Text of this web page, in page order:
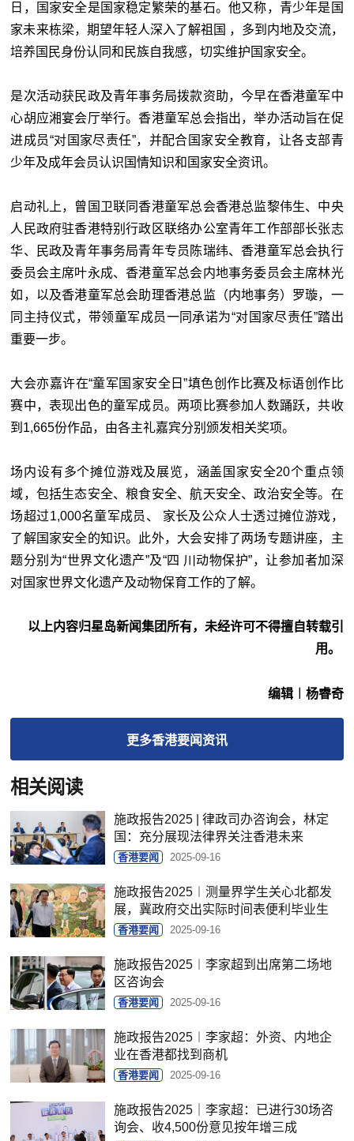
日，国家安全是国家稳定繁荣的基石。他又称，青少年是国
家未来栋梁，期望年轻人深入了解祖国 ，多到内地及交流，
培养国民身份认同和民族自我感，切实维护国家安全。
是次活动获民政及青年事务局拨款资助，今早在香港童军中
心胡应湘宴会厅举行。香港童军总会指出，举办活动旨在促
进成员“对国家尽责任”，并配合国家安全教育，让各支部青
少年及成年会员认识国情知识和国家安全资讯。
启动礼上，曾国卫联同香港童军总会香港总监黎伟生、中央
人民政府驻香港特别行政区联络办公室青年工作部部长张志
华、民政及青年事务局青年专员陈瑞纬、香港童军总会执行
委员会主席叶永成、香港童军总会内地事务委员会主席林光
如，以及香港童军总会助理香港总监（内地事务）罗璇，一
同主持仪式，带领童军成员一同承诺为“对国家尽责任”踏出
重要一步。
大会亦嘉许在“童军国家安全日”填色创作比赛及标语创作比
赛中，表现出色的童军成员。两项比赛参加人数踊跃，共收
到1,665份作品，由各主礼嘉宾分别颁发相关奖项。
场内设有多个摊位游戏及展览，涵盖国家安全20个重点领
域，包括生态安全、粮食安全、航天安全、政治安全等。在
场超过1,000名童军成员、 家长及公众人士透过摊位游戏，
了解国家安全的知识。此外，大会安排了两场专题讲座，主
题分别为“世界文化遗产”及“四 川动物保护”，让参加者加深
对国家世界文化遗产及动物保育工作的了解。
以上内容归星岛新闻集团所有，未经许可不得擅自转载引
用。
编辑︱杨睿奇
更多香港要闻资讯
相关阅读
施政报告2025 | 律政司办咨询会，林定
国：充分展现法律界关注香港未来
香港要闻 2025-09-16
施政报告2025︱测量界学生关心北都发
展，冀政府交出实际时间表便利毕业生
香港要闻 2025-09-16
施政报告2025︱李家超到出席第二场地
区咨询会
香港要闻 2025-09-16
施政报告2025︱李家超：外资、内地企
业在香港都找到商机
香港要闻 2025-09-16
施政报告2025｜李家超：已进行30场咨
询会、收4,500份意见按年增三成